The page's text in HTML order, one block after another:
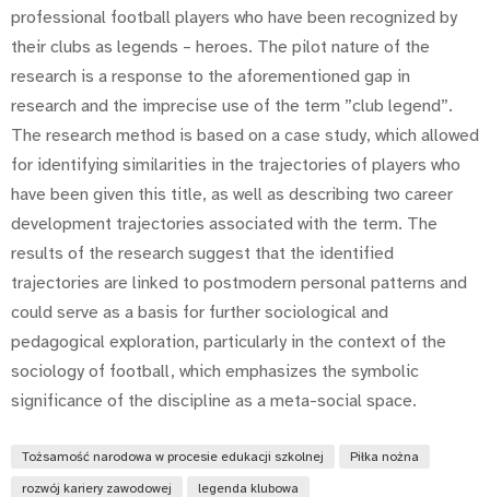
professional football players who have been recognized by
their clubs as legends – heroes. The pilot nature of the
research is a response to the aforementioned gap in
research and the imprecise use of the term ”club legend”.
The research method is based on a case study, which allowed
for identifying similarities in the trajectories of players who
have been given this title, as well as describing two career
development trajectories associated with the term. The
results of the research suggest that the identified
trajectories are linked to postmodern personal patterns and
could serve as a basis for further sociological and
pedagogical exploration, particularly in the context of the
sociology of football, which emphasizes the symbolic
significance of the discipline as a meta-social space.
Tożsamość narodowa w procesie edukacji szkolnej Piłka nożna
rozwój kariery zawodowej legenda klubowa